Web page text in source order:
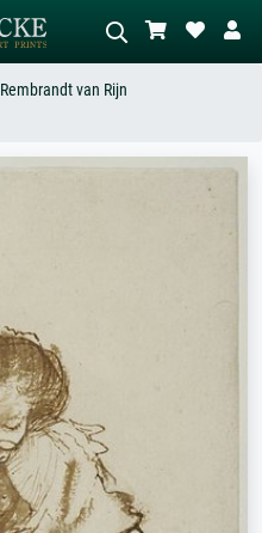
Beschreiben Sie die Szene – z.B. Grüne
Rembrandt van Rijn